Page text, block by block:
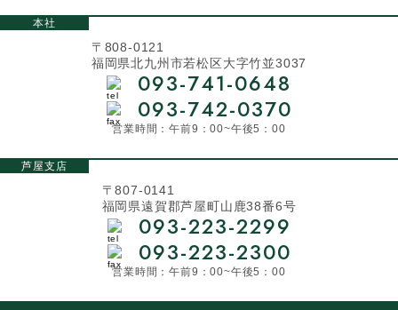
本社
〒808-0121
福岡県北九州市若松区大字竹並3037
093-741-0648
093-742-0370
営業時間：午前9：00~午後5：00
芦屋支店
〒807-0141
福岡県遠賀郡芦屋町山鹿38番6号
093-223-2299
093-223-2300
営業時間：午前9：00~午後5：00